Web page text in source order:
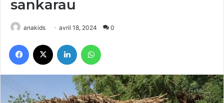
sankarau
anakids avril 18, 2024 0
Facebook Linkedin